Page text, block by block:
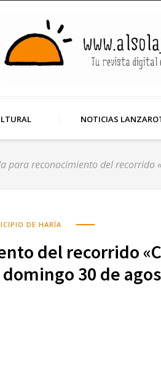
NOTICIAS
para reconocimiento del
DE HARÍA
del recorrido
30 de